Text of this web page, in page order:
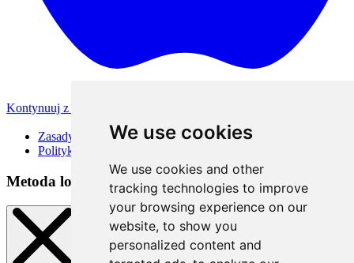
We use cookies
We use cookies and other
tracking technologies to improve
your browsing experience on our
website, to show you
personalized content and
Kontynuuj z Apple
Zasady korzystania
Polityka Prywatności
Metoda logowania